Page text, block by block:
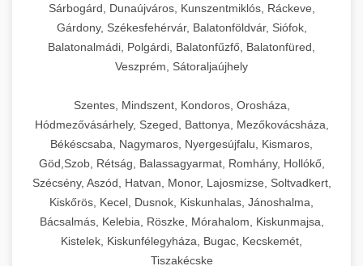
Sárbogárd, Dunaújváros, Kunszentmiklós, Ráckeve,
Gárdony, Székesfehérvár, Balatonföldvár, Siófok,
Balatonalmádi, Polgárdi, Balatonfűzfő, Balatonfüred,
Veszprém, Sátoraljaújhely
Szentes, Mindszent, Kondoros, Orosháza,
Hódmezővásárhely, Szeged, Battonya, Mezőkovácsháza,
Békéscsaba, Nagymaros, Nyergesújfalu, Kismaros,
Göd,Szob, Rétság, Balassagyarmat, Romhány, Hollókő,
Szécsény, Aszód, Hatvan, Monor, Lajosmizse, Soltvadkert,
Kiskőrös, Kecel, Dusnok, Kiskunhalas, Jánoshalma,
Bácsalmás, Kelebia, Röszke, Mórahalom, Kiskunmajsa,
Kistelek, Kiskunfélegyháza, Bugac, Kecskemét,
Tiszakécske